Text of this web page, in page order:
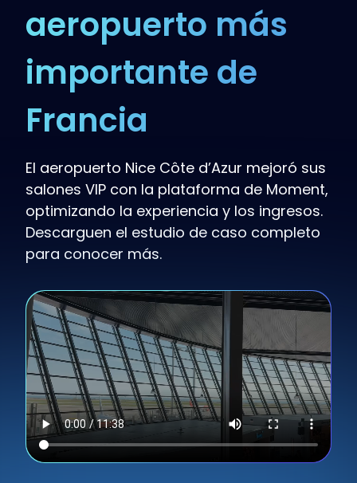
aeropuerto más
importante de
Francia
El aeropuerto Nice Côte d’Azur mejoró sus
salones VIP con la plataforma de Moment,
optimizando la experiencia y los ingresos.
Descarguen el estudio de caso completo
para conocer más.